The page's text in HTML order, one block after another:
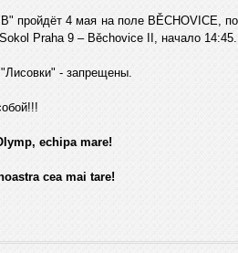
пройдёт 4 мая на поле BĚCHOVICE, по
Praha 9 – Běchovice II, начало 14:45.
- запрещены.
echipa mare!
cea mai tare!